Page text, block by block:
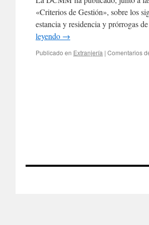
«Criterios de Gestión», sobre los
estancia y residencia y prórrogas
leyendo →
Publicado en Extranjería | Comentarios